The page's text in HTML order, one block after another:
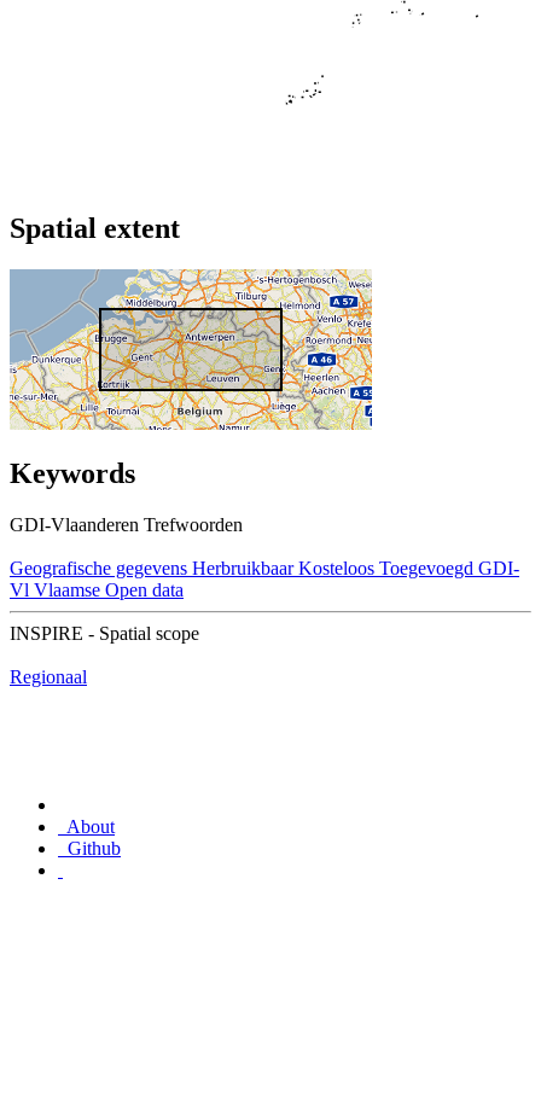
Spatial extent
Keywords
GDI-Vlaanderen Trefwoorden
Geografische gegevens Herbruikbaar Kosteloos Toegevoegd GDI-
Vl Vlaamse Open data
INSPIRE - Spatial scope
Regionaal
About
Github